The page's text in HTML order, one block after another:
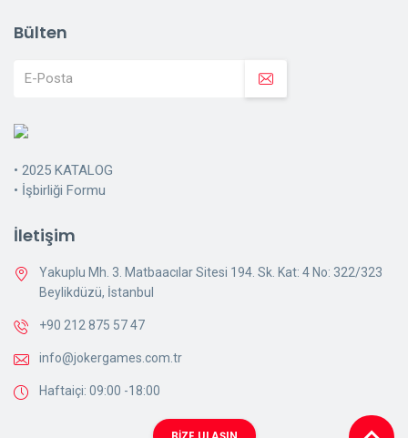
Bülten
• 2025 KATALOG
• İşbirliği Formu
İletişim
Yakuplu Mh. 3. Matbaacılar Sitesi 194. Sk. Kat: 4 No: 322/323
Beylikdüzü, İstanbul
+90 212 875 57 47
info@jokergames.com.tr
Haftaiçi: 09:00 -18:00